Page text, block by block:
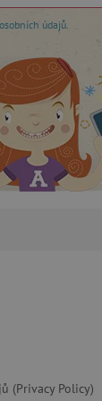
údajů
(Privacy Policy)
Privacy Policy